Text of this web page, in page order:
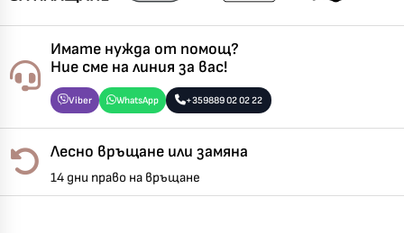
Имате нужда от помощ?
Ние сме на линия за вас!
Viber WhatsApp +359889 02 02 22
Лесно връщане или замяна
14 дни право на връщане